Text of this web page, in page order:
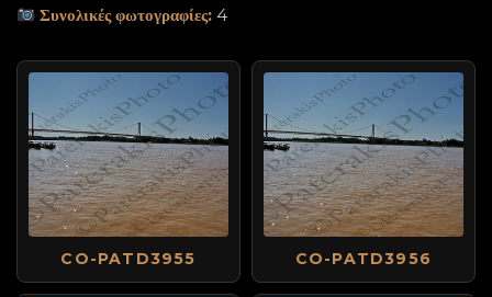
Συνολικές φωτογραφίες: 4
CO-PATD3955 CO-PATD3956